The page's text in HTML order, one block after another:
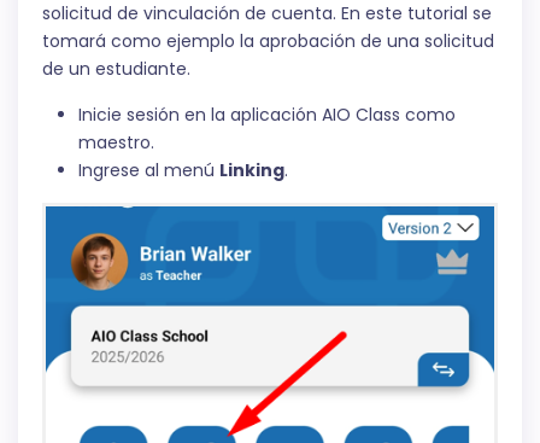
solicitud de vinculación de cuenta. En este tutorial se
tomará como ejemplo la aprobación de una solicitud
de un estudiante.
Inicie sesión en la aplicación AIO Class como
maestro.
Ingrese al menú Linking.